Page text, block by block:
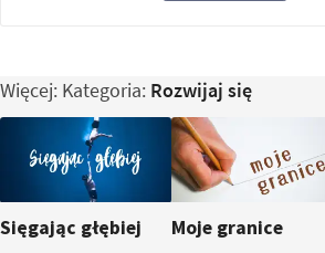
Więcej: Kategoria: Rozwijaj się
Sięgając głębiej Moje granice